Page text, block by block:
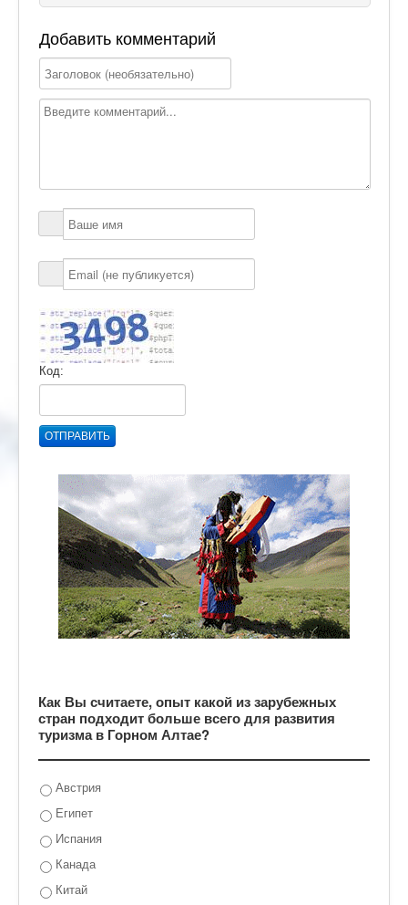
Добавить комментарий
Код:
ОТПРАВИТЬ
Как Вы считаете, опыт какой из зарубежных
стран подходит больше всего для развития
туризма в Горном Алтае?
Австрия
Египет
Испания
Канада
Китай